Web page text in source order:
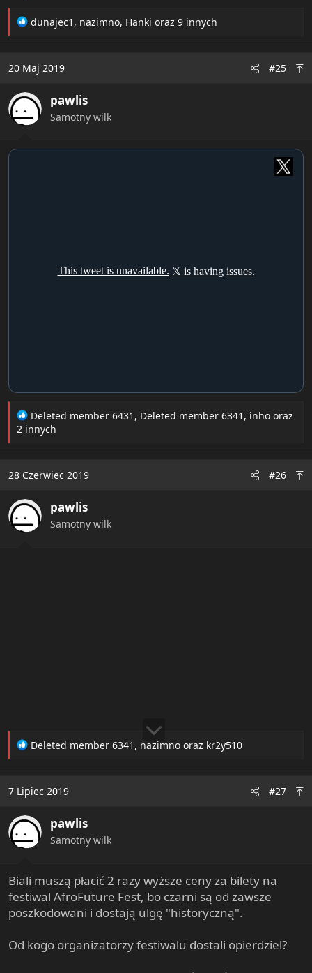
R
t
o
n
s
dunajec1 , nazimno, Hanki oraz 9 innych
20 Maj 2019 #25
pawlis
Samotny wilk
R
e
i
n
s
:
Deleted member 6431 , Deleted member 6341 , inho oraz
2 innych
28 Czerwiec 2019 #26
pawlis
Samotny wilk
R
c
t
o
n
s
Deleted member 6341 , nazimno oraz kr2y510
7 Lipiec 2019 #27
pawlis
Samotny wilk
Biali muszą płacić 2 razy wyższe ceny za bilety na
festiwal AfroFuture Fest, bo czarni są od zawsze
poszkodowani i dostają ulgę "historyczną".
Od kogo organizatorzy festiwalu dostali opierdziel?